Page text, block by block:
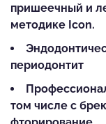
пришеечный и
методике Icon.
периодонтит
том числе с